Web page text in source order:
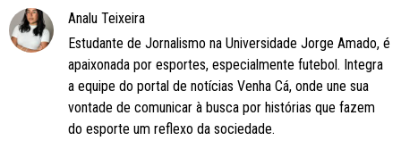
Analu Teixeira
Estudante de Jornalismo na Universidade Jorge Amado, é
apaixonada por esportes, especialmente futebol. Integra
a equipe do portal de notícias Venha Cá, onde une sua
vontade de comunicar à busca por histórias que fazem
do esporte um reflexo da sociedade.